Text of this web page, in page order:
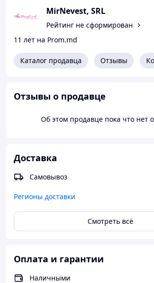
MirNevest, SRL
Рейтинг не сформирован
11 лет на Prom.md
Каталог продавца Отзывы
Отзывы о продавце
Об этом продавце пока что нет
Доставка
Самовывоз
Регионы доставки
Смотреть всё
Оплата и гарантии
Наличными